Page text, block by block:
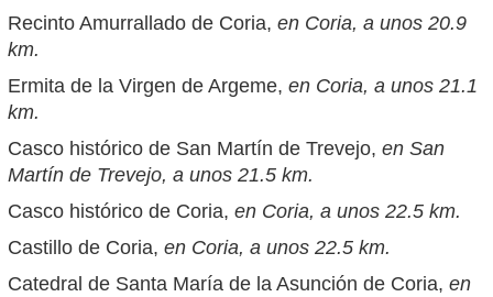
Recinto Amurrallado de Coria, en Coria, a unos 20.9
km.
Ermita de la Virgen de Argeme, en Coria, a unos 21.1
km.
Casco histórico de San Martín de Trevejo, en San
Martín de Trevejo, a unos 21.5 km.
Casco histórico de Coria, en Coria, a unos 22.5 km.
Castillo de Coria, en Coria, a unos 22.5 km.
Catedral de Santa María de la Asunción de Coria, en